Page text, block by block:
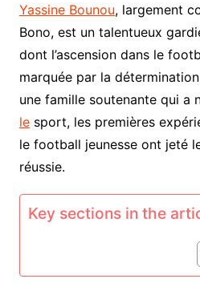
Yassine Bounou, largement
Bono, est un talentueux
dont l’ascension dans le
marquée par la
une famille soutenante qui a
lesport, les premières
le football jeunesse ont jeté
réussie.
Key sections in the